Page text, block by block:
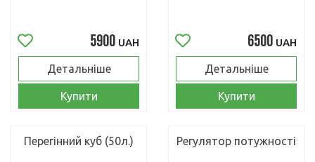
5900 UAH
Детальніше
Купити
6500 UAH
Детальніше
Купити
Перегінний куб (50л.) Регулятор потужності